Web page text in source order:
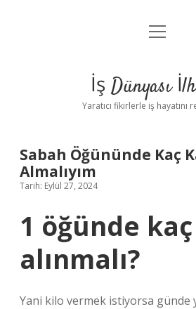
Anasayfa
Yasal Uyarı
menüyü
İş Dünyası
Yaratıcı fikirlerle iş hayatını
Sabah Öğününde Kaç
Almalıyım
Tarih: Eylül 27, 2024
1 öğünde
alınmalı?
Yani kilo vermek istiyorsa günde